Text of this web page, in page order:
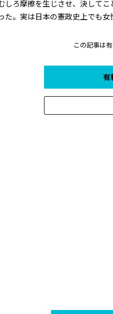
しろ摩擦を生じさせ、決して
た。実は日本の憲政史上でも
この記事は有
有